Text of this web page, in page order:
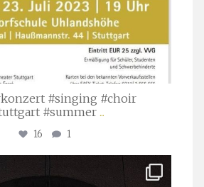
#singing #choir
#summer...
16 1
Apr. 1